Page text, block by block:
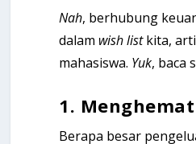
Nah, berhubung
dalam wish listkita,
mahasiswa. Yuk, baca
1.
Berapa besar